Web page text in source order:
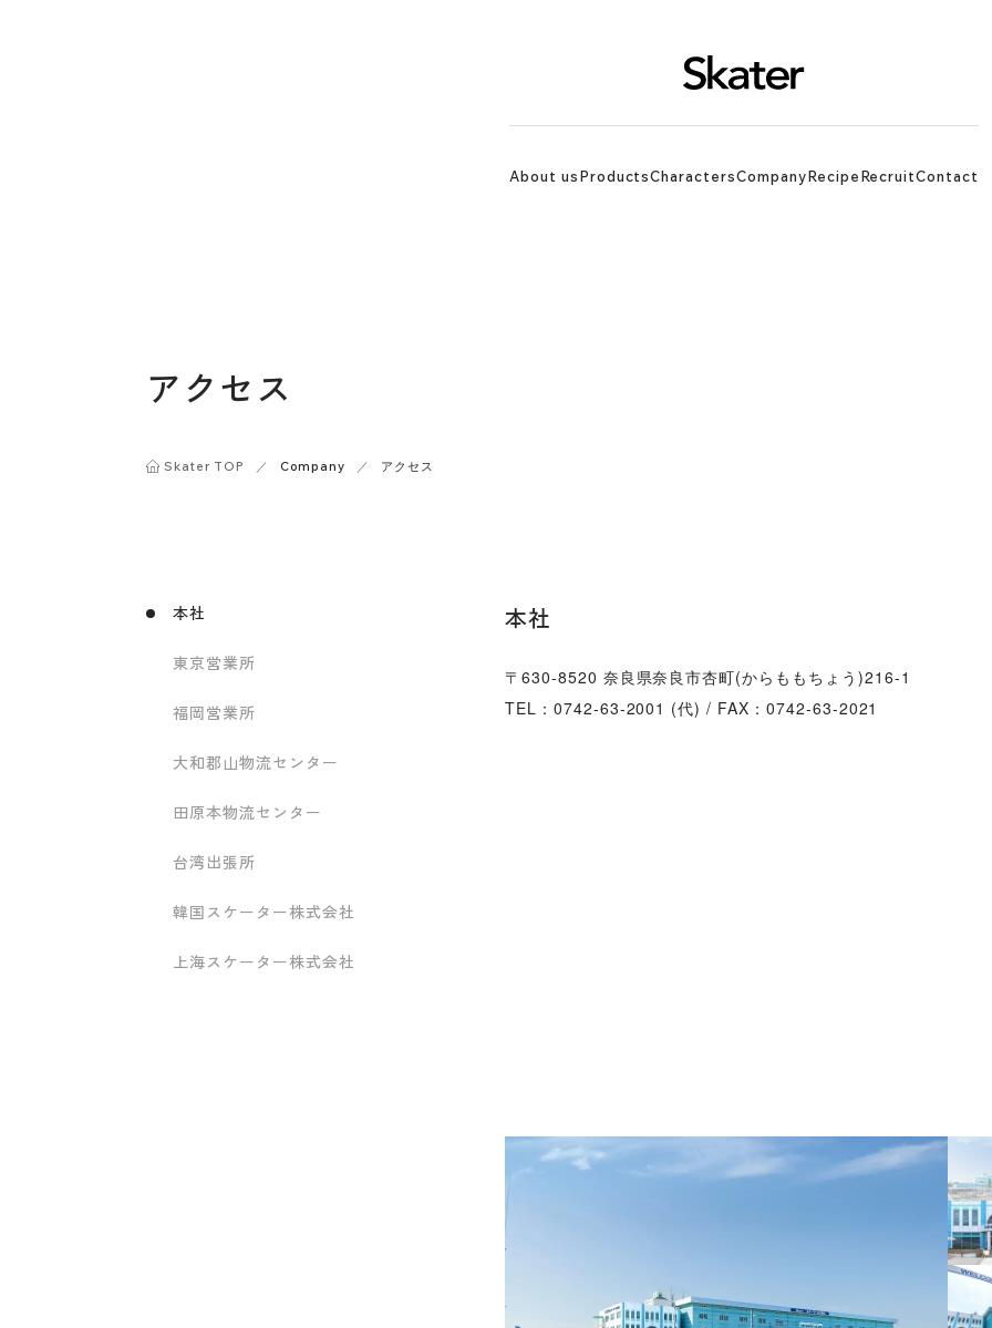
About usProductsCharactersCompanyRecipeRecruitContact
アクセス
Skater TOP ／ Company ／ アクセス
本社
東京営業所
福岡営業所
大和郡山物流センター
田原本物流センター
台湾出張所
韓国スケーター株式会社
上海スケーター株式会社
本社
〒630-8520 奈良県奈良市杏町(からももちょう)216-1
TEL：0742-63-2001 (代) / FAX：0742-63-2021